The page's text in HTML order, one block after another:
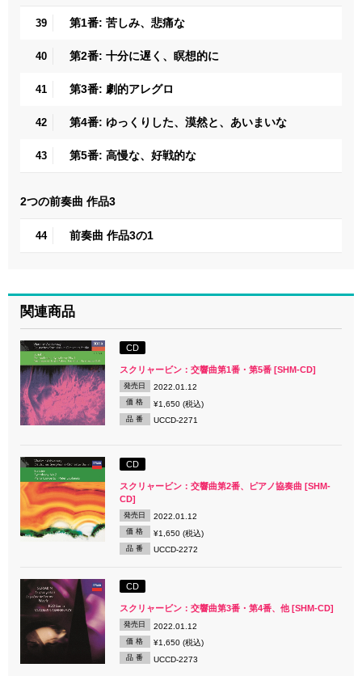
39 第1番: 苦しみ、悲痛な
40 第2番: 十分に遅く、瞑想的に
41 第3番: 劇的アレグロ
42 第4番: ゆっくりした、漠然と、あいまいな
43 第5番: 高慢な、好戦的な
2つの前奏曲 作品3
44 前奏曲 作品3の1
関連商品
CD
スクリャービン：交響曲第1番・第5番 [SHM-CD]
発売日 2022.01.12
価 格 ¥1,650 (税込)
品 番 UCCD-2271
CD
スクリャービン：交響曲第2番、ピアノ協奏曲 [SHM-
CD]
発売日 2022.01.12
価 格 ¥1,650 (税込)
品 番 UCCD-2272
CD
スクリャービン：交響曲第3番・第4番、他 [SHM-CD]
発売日 2022.01.12
価 格 ¥1,650 (税込)
品 番 UCCD-2273